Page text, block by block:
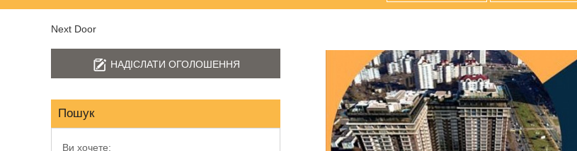
Next Door
НАДІСЛАТИ ОГОЛОШЕННЯ
Пошук
Ви хочете: